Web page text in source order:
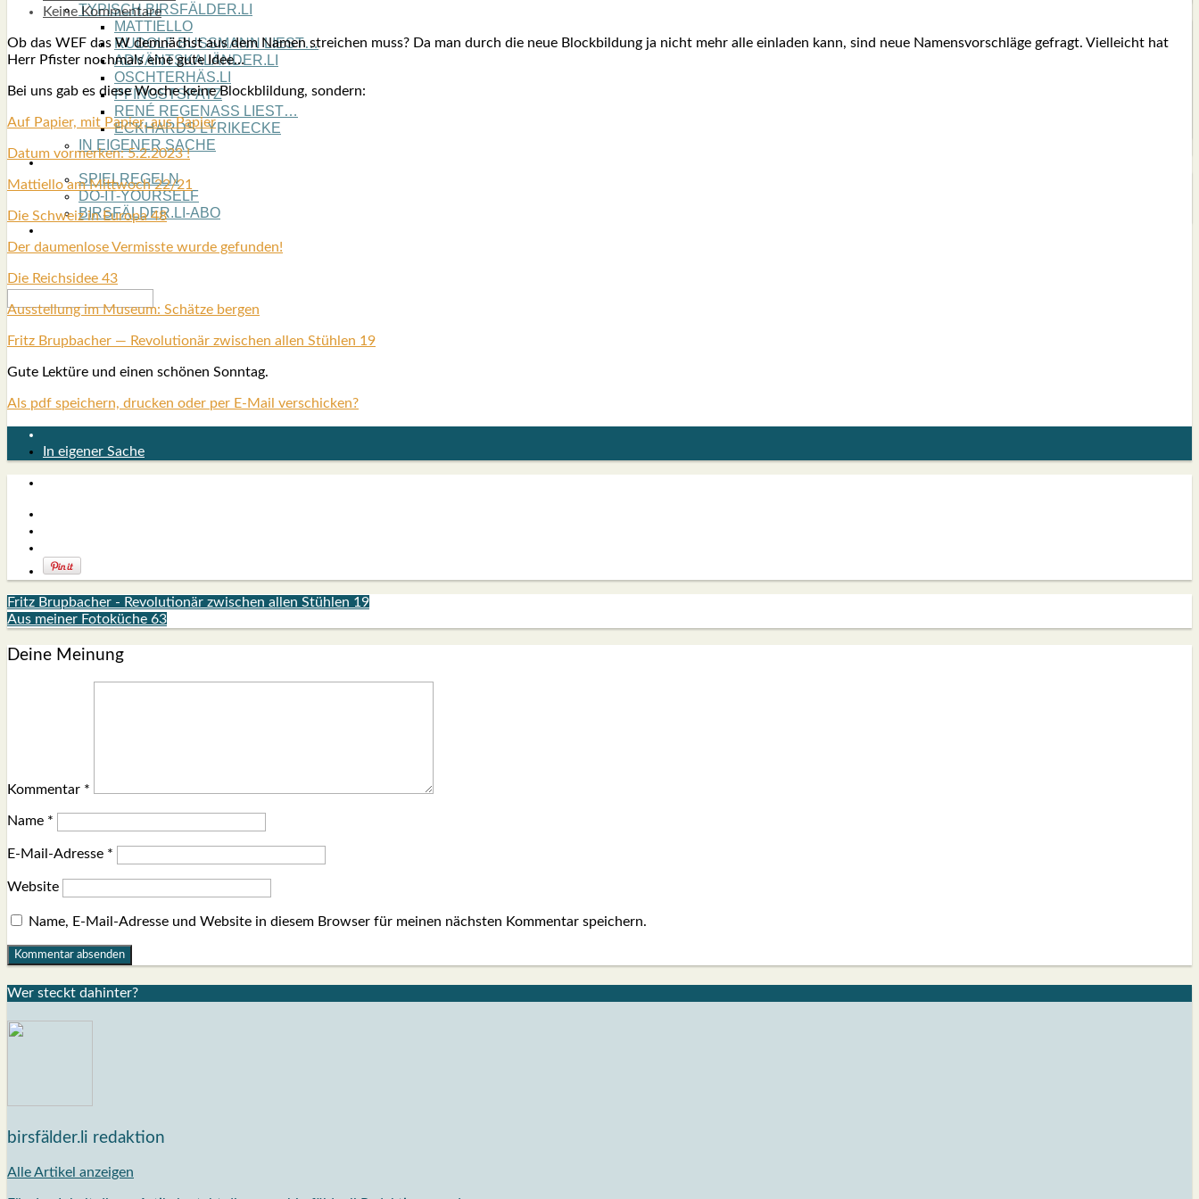
TYPISCH BIRSFÄLDER.LI
MATTIELLO
RUDOLF BUSS­MANN LIEST…
ADVÄNTSKALÄNDER.LI
OSCHTERHÄS.LI
PFINGST­SPATZ
RENÉ REGEN­ASS LIEST…
ECK­HARDS LYRIK­ECKE
IN EIGE­NER SACHE
SO GOOT’S
SPIEL­RE­GELN
DO-IT-YOUR­S­ELF
BIRSFÄLDER.LI-ABO
Keine Kommentare
Ob das WEF das W dem­nächst aus dem Namen strei­chen muss? Da man durch die neue Block­bil­dung ja nicht mehr alle ein­la­den kann, sind neue Namens­vor­schlä­ge gefragt. Viel­leicht hat
Herr Pfis­ter noch­mals eine gute Idee…
Bei uns gab es die­se Woche kei­ne Block­blil­dung, son­dern:
Auf Papier, mit Papier, aus Papier
Datum vor­mer­ken: 5.2.2023 !
Mat­ti­el­lo am Mitt­woch 22/21
Die Schweiz in Euro­pa 48
Der dau­men­lo­se Ver­miss­te wur­de gefun­den!
Die Reichs­idee 43
Aus­stel­lung im Muse­um: Schät­ze ber­gen
Fritz Brup­ba­cher — Revo­lu­tio­när zwi­schen allen Stüh­len 19
Gute Lek­tü­re und einen schö­nen Sonn­tag.
Als pdf speichern, drucken oder per E-Mail verschicken?
In eigener Sache
Fritz Brupbacher - Revolutionär zwischen allen Stühlen 19
Aus meiner Fotoküche 63
Deine Meinung
Kommentar *
Name *
E-Mail-Adresse *
Website
Name, E-Mail-Adresse und Website in diesem Browser für meinen nächsten Kommentar speichern.
Wer steckt dahin­ter?
birsfälder.li redaktion
Alle Artikel anzeigen